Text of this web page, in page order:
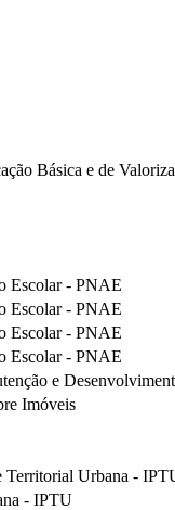
Básica e de
Escolar - PNAE
Escolar - PNAE
Escolar - PNAE
Escolar - PNAE
e
Imóveis
Territorial Urbana -
- IPTU